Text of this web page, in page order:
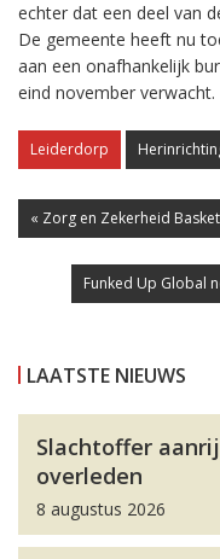
echter dat een deel van
De gemeente heeft nu
aan een onafhankelijk
eind november verwacht.
Leiderdorp
« Zorg en Zekerheid
Funked Up Global
LAATSTE NIEUWS
Slachtoffer
overleden
8 augustus 2026